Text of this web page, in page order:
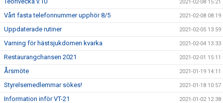
2021-02-08 15:21
Vårt fasta telefonnummer upphör 8/5 2021-02-08 08:19
Uppdaterade rutiner 2021-02-05 13:59
Varning för hästsjukdomen kvarka 2021-02-04 13:33
Restaurangchansen 2021 2021-02-01 15:11
Årsmöte 2021-01-19 14:11
Styrelsemedlemmar sökes! 2021-01-18 10:57
Information inför VT-21 2021-01-02 12:38